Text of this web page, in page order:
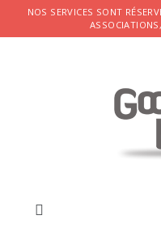
NOS SERVICES SONT